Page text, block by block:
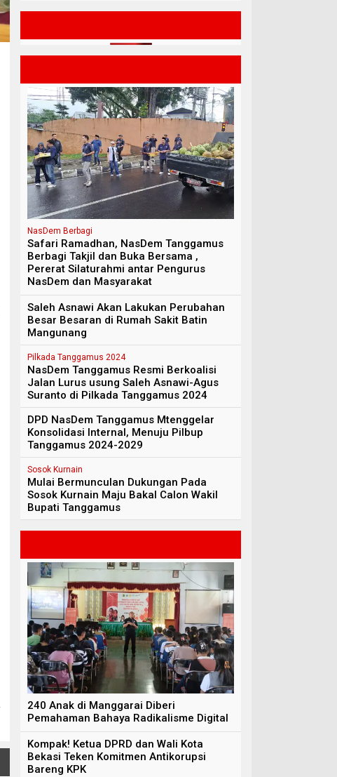
NasDem Berbagi
Safari Ramadhan, NasDem Tanggamus
Berbagi Takjil dan Buka Bersama ,
Pererat Silaturahmi antar Pengurus
NasDem dan Masyarakat
Saleh Asnawi Akan Lakukan Perubahan
Besar Besaran di Rumah Sakit Batin
Mangunang
Pilkada Tanggamus 2024
NasDem Tanggamus Resmi Berkoalisi
Jalan Lurus usung Saleh Asnawi-Agus
Suranto di Pilkada Tanggamus 2024
DPD NasDem Tanggamus Mtenggelar
Konsolidasi Internal, Menuju Pilbup
Tanggamus 2024-2029
Sosok Kurnain
Mulai Bermunculan Dukungan Pada
Sosok Kurnain Maju Bakal Calon Wakil
Bupati Tanggamus
240 Anak di Manggarai Diberi
Pemahaman Bahaya Radikalisme Digital
Kompak! Ketua DPRD dan Wali Kota
Bekasi Teken Komitmen Antikorupsi
Bareng KPK